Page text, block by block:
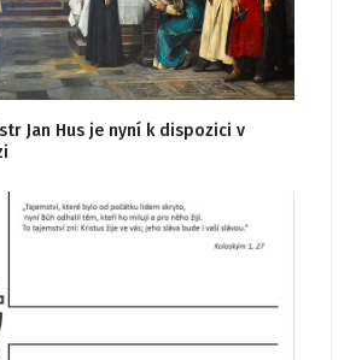
Jan Hus je nyní k dispozici v